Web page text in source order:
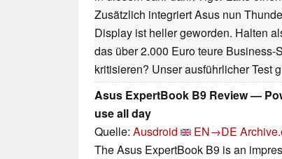
Zusätzlich integriert Asus nun
Display ist heller geworden. Halten
das über 2.000 Euro teure
kritisieren? Unser ausführlicher Test
Asus ExpertBook B9 Review —
use all day
Quelle: Ausdroid EN→DE
The Asus ExpertBook B9 is an